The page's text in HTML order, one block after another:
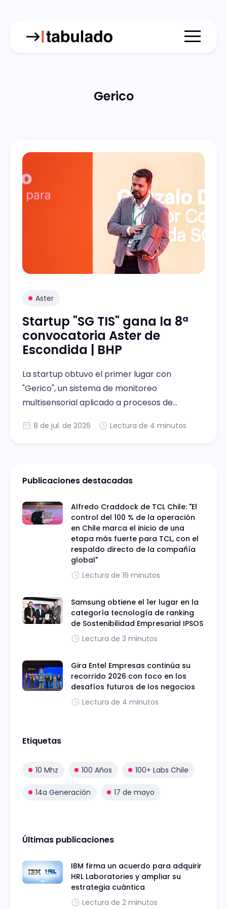
Menu
Gerico
Aster
Startup "SG TIS" gana la 8ª
convocatoria Aster de
Escondida | BHP
La startup obtuvo el primer lugar con
"Gerico", un sistema de monitoreo
multisensorial aplicado a procesos de
escalar su desarrollo.
8 de jul. de 2026 Lectura de 4 minutos
Publicaciones destacadas
Alfredo Craddock de TCL Chile: "El
control del 100 % de la operación
en Chile marca el inicio de una
etapa más fuerte para TCL, con el
respaldo directo de la compañía
global"
Lectura de 16 minutos
Samsung obtiene el 1er lugar en la
categoría tecnología de ranking
de Sostenibilidad Empresarial IPSOS
Lectura de 3 minutos
Gira Entel Empresas continúa su
recorrido 2026 con foco en los
desafíos futuros de los negocios
Lectura de 4 minutos
Etiquetas
10 Mhz 100 Años 100+ Labs Chile
14a Generación 17 de mayo
Últimas publicaciones
IBM firma un acuerdo para adquirir
HRL Laboratories y ampliar su
estrategia cuántica
Lectura de 2 minutos